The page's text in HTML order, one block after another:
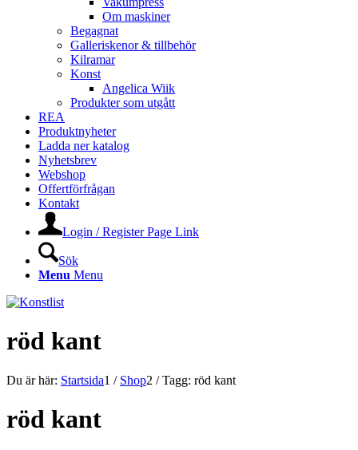
Om maskiner
Begagnat
Galleriskenor & tillbehör
Kilramar
Konst
Angelica Wiik
Produkter som utgått
REA
Produktnyheter
Ladda ner katalog
Nyhetsbrev
Webshop
Offertförfrågan
Kontakt
Login / Register Page Link
Sök
Menu Menu
röd kant
Du är här: Startsida1 / Shop2 / Tagg: röd kant
röd kant